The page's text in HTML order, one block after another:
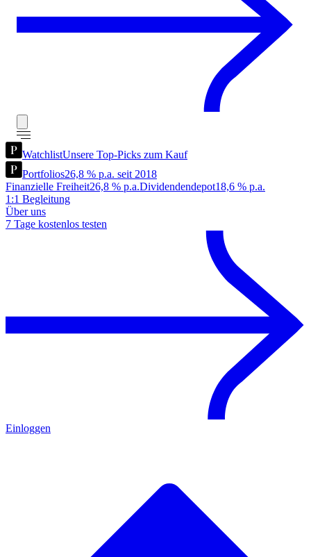
WatchlistUnsere Top-Picks zum Kauf
Portfolios26,8 % p.a. seit 2018
Finanzielle Freiheit26,8 % p.a.Dividendendepot18,6 % p.a.
1:1 Begleitung
Über uns
7 Tage kostenlos testen
Einloggen